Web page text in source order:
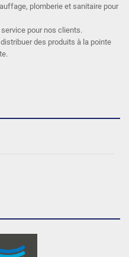
plomberie et sanitaire pour
pour nos clients.
des produits à la pointe